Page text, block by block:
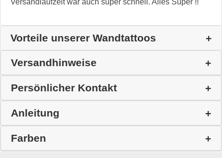
Versandlaufzeit war auch super schnell. Alles Super !!
Vorteile unserer Wandtattoos
Versandhinweise
Persönlicher Kontakt
Anleitung
Farben